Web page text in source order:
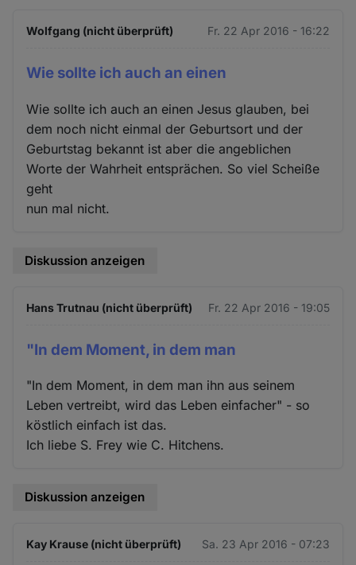
Wolfgang (nicht überprüft) Fr. 22 Apr 2016 - 16:22
Wie sollte ich auch an einen
Wie sollte ich auch an einen Jesus glauben, bei
dem noch nicht einmal der Geburtsort und der
Geburtstag bekannt ist aber die angeblichen
Worte der Wahrheit entsprächen. So viel Scheiße
geht
nun mal nicht.
Diskussion anzeigen
Hans Trutnau (nicht überprüft) Fr. 22 Apr 2016 - 19:05
"In dem Moment, in dem man
"In dem Moment, in dem man ihn aus seinem
Leben vertreibt, wird das Leben einfacher" - so
köstlich einfach ist das.
Ich liebe S. Frey wie C. Hitchens.
Diskussion anzeigen
Kay Krause (nicht überprüft) Sa. 23 Apr 2016 - 07:23